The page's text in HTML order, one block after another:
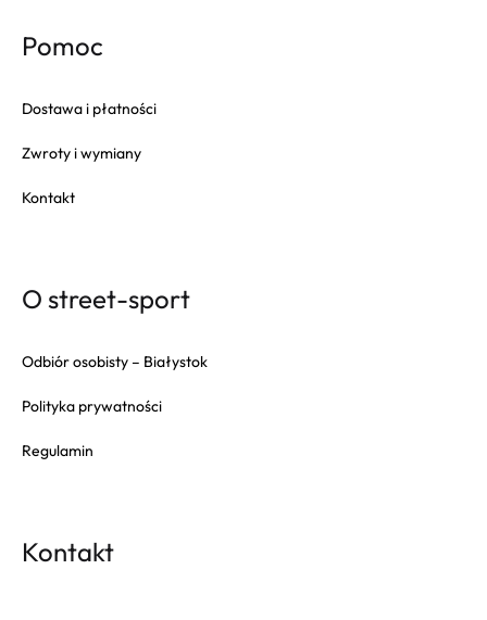
Pomoc
Dostawa i płatności
Zwroty i wymiany
Kontakt
O street-sport
Odbiór osobisty – Białystok
Polityka prywatności
Regulamin
Kontakt